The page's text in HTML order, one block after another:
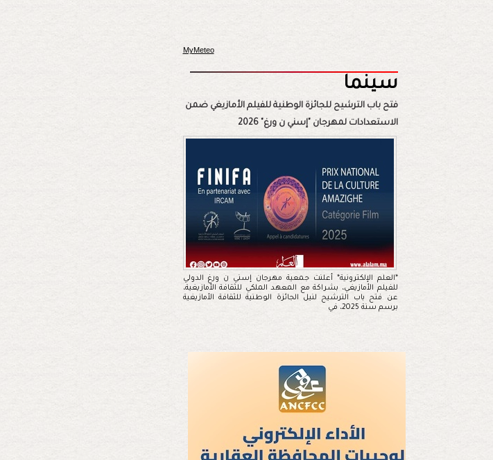
MyMeteo
سينما
فتح باب الترشيح للجائزة الوطنية للفيلم الأمازيغي ضمن
الاستعدادات لمهرجان "إسني ن ورغ" 2026
*العلم الإلكترونية* أعلنت جمعية مهرجان إسني ن ورغ الدولي
للفيلم الأمازيغي، بشراكة مع المعهد الملكي للثقافة الأمازيغية،
عن فتح باب الترشيح لنيل الجائزة الوطنية للثقافة الأمازيغية
برسم سنة 2025، في